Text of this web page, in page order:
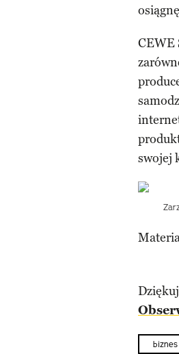
CEWE
swojej
biznes